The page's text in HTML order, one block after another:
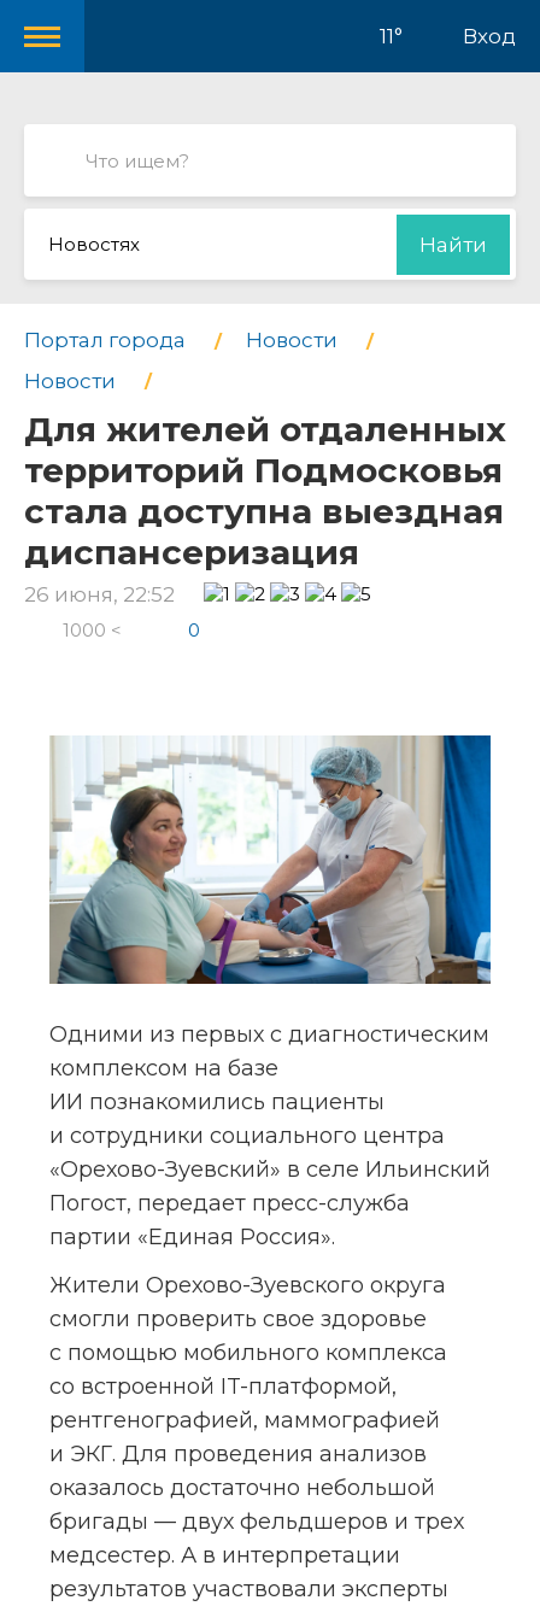
11° Вход
Новостях Найти
Портал города
Новости
Новости
Для жителей отдаленных
территорий Подмосковья
стала доступна выездная
диспансеризация
26 июня, 22:52
1000 < 0
Одними из первых с диагностическим
комплексом на базе
ИИ познакомились пациенты
и сотрудники социального центра
«Орехово-Зуевский» в селе Ильинский
Погост, передает пресс-служба
партии «Единая Россия».
Жители Орехово-Зуевского округа
смогли проверить свое здоровье
с помощью мобильного комплекса
со встроенной IT-платформой,
рентгенографией, маммографией
и ЭКГ. Для проведения анализов
оказалось достаточно небольшой
бригады — двух фельдшеров и трех
медсестер. А в интерпретации
результатов участвовали эксперты